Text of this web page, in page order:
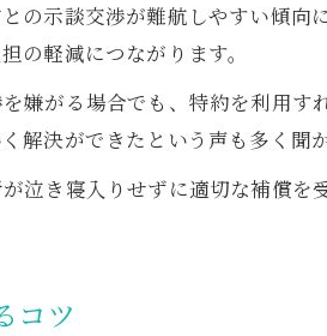
ないケースとは何か
帯びは弁護士特約の補償外
による事故は特約対象外
など自然災害時の注意点
特約利用を嫌がる理由も解説
の示談交渉が難航しやすい傾向
の軽減につながります。
嫌がる場合でも、特約を利用
解決ができたという声も多く聞か
泣き寝入りせずに適切な補償を
コツ